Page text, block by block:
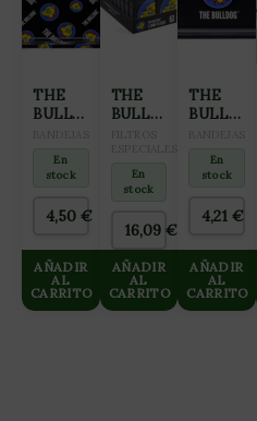
THE
BULLDOG
METÁLICA
V2 XL
En
stock
4,50 €
AÑADIR
AL
CARRITO
THE
BULLDOG
SUPER
SLIM
BLACK
(NEGRO)
(20
CAJAS)
En
stock
16,09 €
AÑADIR
AL
CARRITO
THE
BULLDOG
METÁLICA
En
stock
4,21€
AÑADIR
AL
CARRITO